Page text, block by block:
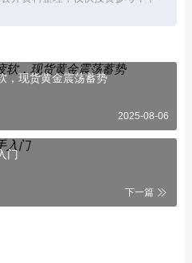
，现货黄金震荡蓄势
2025-08-06
门
下一篇